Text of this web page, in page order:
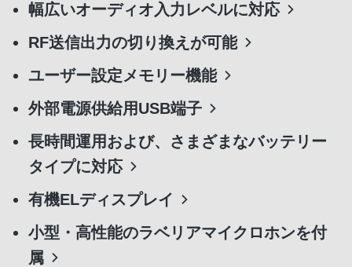
幅広いオーディオ入力レベルに対応
RF送信出力の切り換えが可能
ユーザー設定メモリー機能
外部電源供給用USB端子
長時間運用および、さまざまなバッテリー
タイプに対応
有機ELディスプレイ
小型・高性能のラベリアマイクロホンを付
属